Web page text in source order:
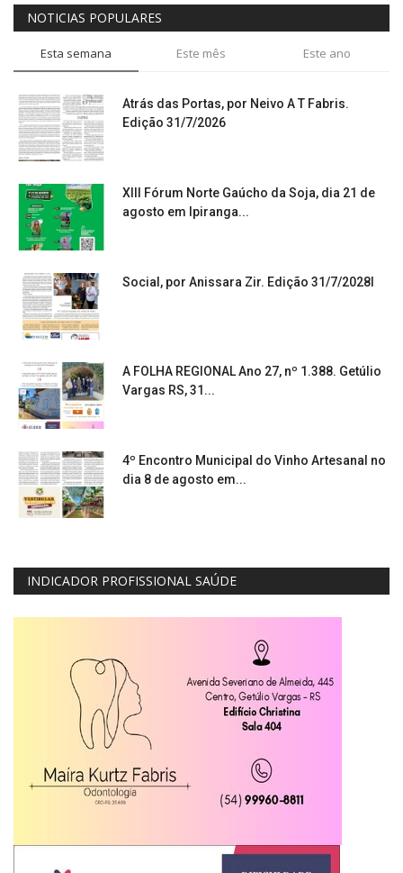
NOTICIAS POPULARES
Esta semana Este mês Este ano
Atrás das Portas, por Neivo A T Fabris.
Edição 31/7/2026
XIII Fórum Norte Gaúcho da Soja, dia 21 de
agosto em Ipiranga...
Social, por Anissara Zir. Edição 31/7/2028l
A FOLHA REGIONAL Ano 27, nº 1.388. Getúlio
Vargas RS, 31...
4º Encontro Municipal do Vinho Artesanal no
dia 8 de agosto em...
INDICADOR PROFISSIONAL SAÚDE